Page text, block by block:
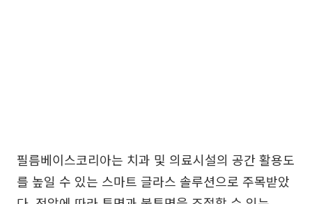
필름베이스코리아는 치과 및 의료시설의 공간 활용도
를 높일 수 있는 스마트 글라스 솔루션으로 주목받았